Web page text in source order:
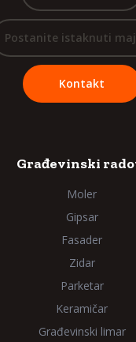
Postanite istaknuti
Kontakt
Građevinski
Moler
Gipsar
Fasader
Zidar
Parketar
Keramičar
Građevinski limar